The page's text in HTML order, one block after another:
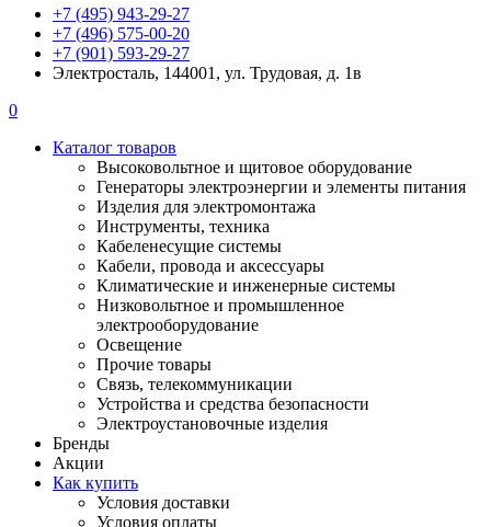
+7 (495) 943-29-27
+7 (496) 575-00-20
+7 (901) 593-29-27
Электросталь, 144001, ул. Трудовая, д. 1в
0
Каталог товаров
Высоковольтное и щитовое оборудование
Генераторы электроэнергии и элементы питания
Изделия для электромонтажа
Инструменты, техника
Кабеленесущие системы
Кабели, провода и аксессуары
Климатические и инженерные системы
Низковольтное и промышленное
электрооборудование
Освещение
Прочие товары
Связь, телекоммуникации
Устройства и средства безопасности
Электроустановочные изделия
Бренды
Акции
Как купить
Условия доставки
Условия оплаты